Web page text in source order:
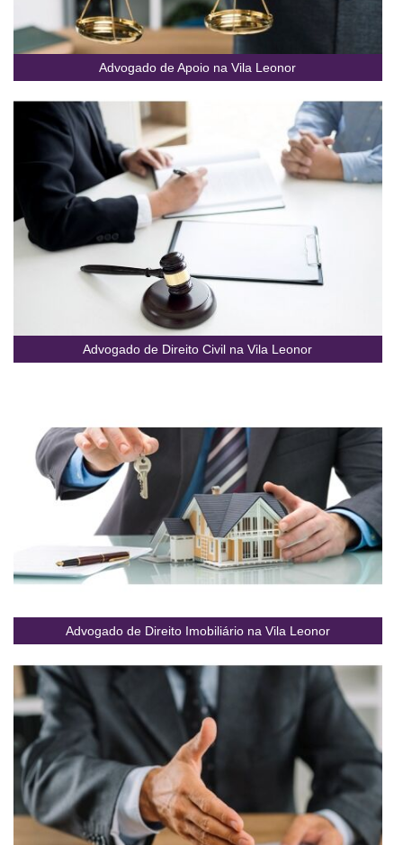
Advogado de Apoio na Vila Leonor
Advogado de Direito Civil na Vila Leonor
Advogado de Direito Imobiliário na Vila Leonor